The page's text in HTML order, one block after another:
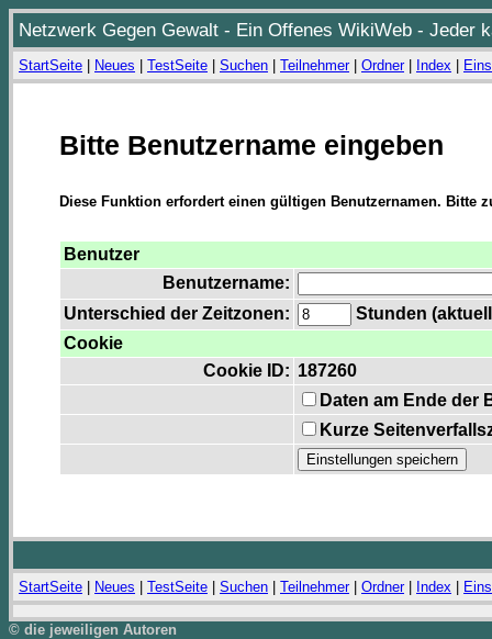
Netzwerk Gegen Gewalt - Ein Offenes WikiWeb - Jeder
StartSeite Neues TestSeite Suchen Teilnehmer| Ordner| Index
Bitte Benutzername eingeben
Diese Funktion erfordert einen gültigen Benutzernamen. Bitte
Benutzer
Benutzername:
Unterschied der Zeitzonen:
Stunden
Cookie
Cookie ID: 187260
Daten am Ende der
Kurze
StartSeite Neues TestSeite Suchen Teilnehmer| Ordner| Index
© die jeweiligen Autoren